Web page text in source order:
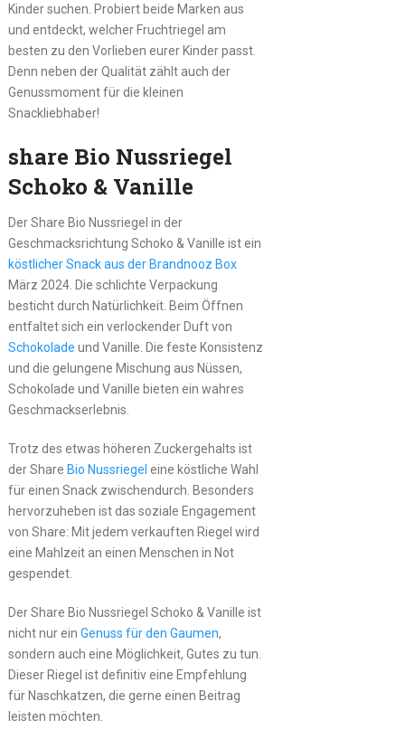
Kinder suchen. Probiert beide Marken aus
und entdeckt, welcher Fruchtriegel am
besten zu den Vorlieben eurer Kinder passt.
Denn neben der Qualität zählt auch der
Genussmoment für die kleinen
Snackliebhaber!
share Bio Nussriegel
Schoko & Vanille
Der Share Bio Nussriegel in der
Geschmacksrichtung Schoko & Vanille ist ein
köstlicher Snack aus der Brandnooz Box
März 2024. Die schlichte Verpackung
besticht durch Natürlichkeit. Beim Öffnen
entfaltet sich ein verlockender Duft von
Schokolade und Vanille. Die feste Konsistenz
und die gelungene Mischung aus Nüssen,
Schokolade und Vanille bieten ein wahres
Geschmackserlebnis.
Trotz des etwas höheren Zuckergehalts ist
der Share Bio Nussriegel eine köstliche Wahl
für einen Snack zwischendurch. Besonders
hervorzuheben ist das soziale Engagement
von Share: Mit jedem verkauften Riegel wird
eine Mahlzeit an einen Menschen in Not
gespendet.
Der Share Bio Nussriegel Schoko & Vanille ist
nicht nur ein Genuss für den Gaumen,
sondern auch eine Möglichkeit, Gutes zu tun.
Dieser Riegel ist definitiv eine Empfehlung
für Naschkatzen, die gerne einen Beitrag
leisten möchten.